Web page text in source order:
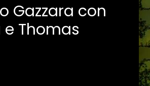
Gazzara con
e Thomas